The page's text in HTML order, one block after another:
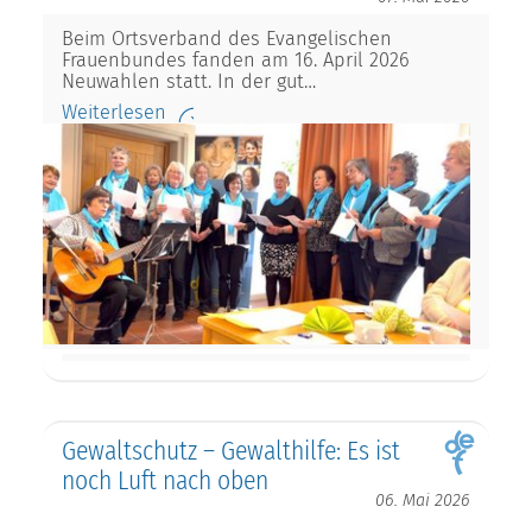
Beim Ortsverband des Evangelischen
Frauenbundes fanden am 16. April 2026
Neuwahlen statt. In der gut…
Weiterlesen
Gewaltschutz – Gewalthilfe: Es ist
noch Luft nach oben
06. Mai 2026